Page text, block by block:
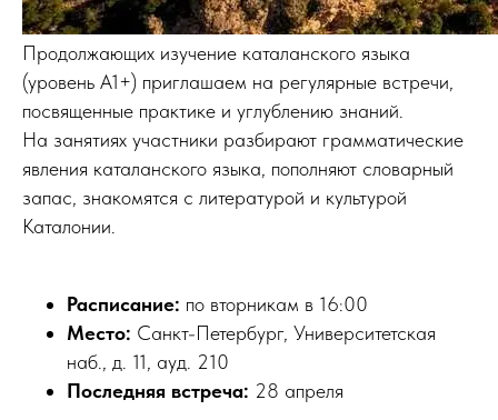
Продолжающих изучение каталанского языка
(уровень A1+) приглашаем на регулярные встречи,
посвященные практике и углублению знаний.
На занятиях участники разбирают грамматические
явления каталанского языка, пополняют словарный
запас, знакомятся с литературой и культурой
Каталонии.
Расписание: по вторникам в 16:00
Место: Санкт-Петербург, Университетская
наб., д. 11, ауд. 210
Последняя встреча: 28 апреля